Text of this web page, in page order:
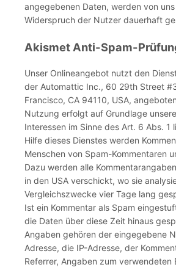
angegebenen Daten, werden von
Widerspruch der Nutzer dauerhaft
Akismet Anti-Spam-
Unser Onlineangebot nutzt den
der Automattic Inc., 60 29th Street
Francisco, CA 94110, USA,
Nutzung erfolgt auf Grundlage
Interessen im Sinne des Art. 6 Abs. 1
Hilfe dieses Dienstes werden
Menschen von Spam-Kommentaren
Dazu werden alle
in den USA verschickt, wo sie
Vergleichszwecke vier Tage lang
Ist ein Kommentar als Spam
die Daten über diese Zeit hinaus
Angaben gehören der eingegebene
Adresse, die IP-Adresse, der
Referrer, Angaben zum verwendeten